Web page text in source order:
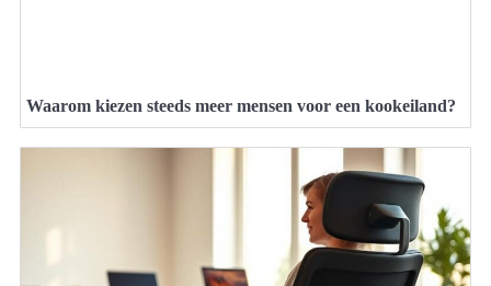
Waarom kiezen steeds meer mensen voor een kookeiland?